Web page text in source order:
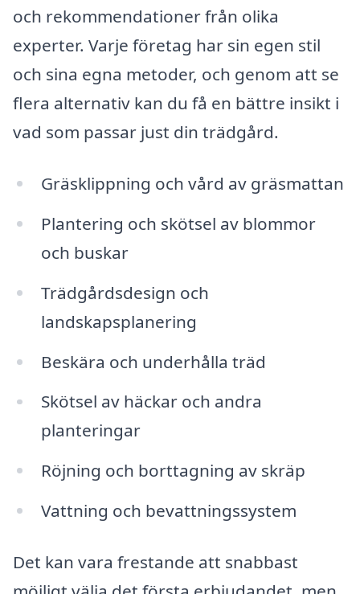
och rekommendationer från olika
experter. Varje företag har sin egen stil
och sina egna metoder, och genom att se
flera alternativ kan du få en bättre insikt i
vad som passar just din trädgård.
Gräsklippning och vård av gräsmattan
Plantering och skötsel av blommor
och buskar
Trädgårdsdesign och
landskapsplanering
Beskära och underhålla träd
Skötsel av häckar och andra
planteringar
Röjning och borttagning av skräp
Vattning och bevattningssystem
Det kan vara frestande att snabbast